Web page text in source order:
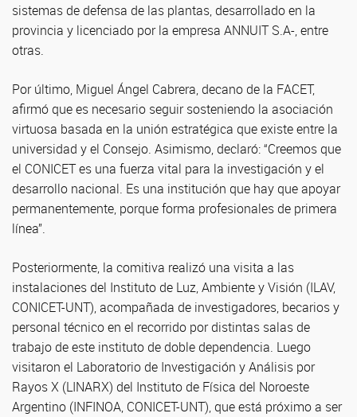
sistemas de defensa de las plantas, desarrollado en la
provincia y licenciado por la empresa ANNUIT S.A-, entre
otras.
Por último, Miguel Ángel Cabrera, decano de la FACET,
afirmó que es necesario seguir sosteniendo la asociación
virtuosa basada en la unión estratégica que existe entre la
universidad y el Consejo. Asimismo, declaró: “Creemos que
el CONICET es una fuerza vital para la investigación y el
desarrollo nacional. Es una institución que hay que apoyar
permanentemente, porque forma profesionales de primera
línea”.
Posteriormente, la comitiva realizó una visita a las
instalaciones del Instituto de Luz, Ambiente y Visión (ILAV,
CONICET-UNT), acompañada de investigadores, becarios y
personal técnico en el recorrido por distintas salas de
trabajo de este instituto de doble dependencia. Luego
visitaron el Laboratorio de Investigación y Análisis por
Rayos X (LINARX) del Instituto de Física del Noroeste
Argentino (INFINOA, CONICET-UNT), que está próximo a ser